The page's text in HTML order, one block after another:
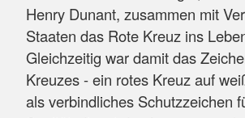
Mehr anzeigen
Henry Dunant, zusammen mit
Staaten das Rote Kreuz ins
Gleichzeitig war damit das
Kreuzes - ein rotes Kreuz auf
als verbindliches Schutzzeichen